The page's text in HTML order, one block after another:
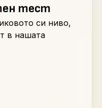
тест
си ниво,
в нашата